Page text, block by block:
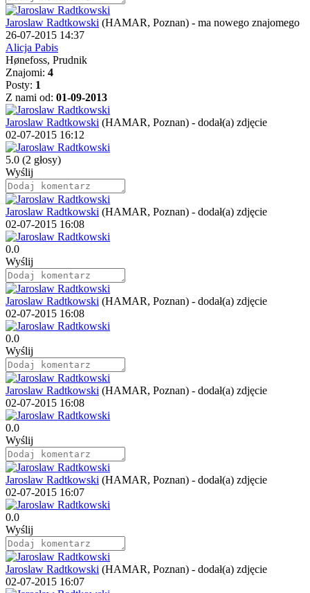
Jaroslaw Radtkowski (HAMAR, Poznan) - ma nowego znajomego
26-07-2015 14:37
Alicja Pabis
Hønefoss, Prudnik
Znajomi: 4
Posty: 1
Z nami od: 01-09-2013
Jaroslaw Radtkowski (HAMAR, Poznan) - dodał(a) zdjęcie
02-07-2015 16:12
5.0 (2 głosy)
Wyślij
Jaroslaw Radtkowski (HAMAR, Poznan) - dodał(a) zdjęcie
02-07-2015 16:08
0.0
Wyślij
Jaroslaw Radtkowski (HAMAR, Poznan) - dodał(a) zdjęcie
02-07-2015 16:08
0.0
Wyślij
Jaroslaw Radtkowski (HAMAR, Poznan) - dodał(a) zdjęcie
02-07-2015 16:08
0.0
Wyślij
Jaroslaw Radtkowski (HAMAR, Poznan) - dodał(a) zdjęcie
02-07-2015 16:07
0.0
Wyślij
Jaroslaw Radtkowski (HAMAR, Poznan) - dodał(a) zdjęcie
02-07-2015 16:07